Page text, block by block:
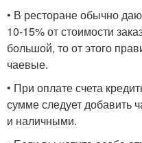
• В ресторане обычно
10-15% от стоимости
большой, то от этого
чаевые.
• При оплате счета
сумме следует добавить
и наличными.